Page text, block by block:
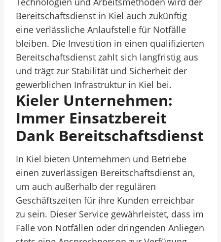
Bereitschaftsdienst in Kiel auch zukünftig
eine verlässliche Anlaufstelle für Notfälle
bleiben. Die Investition in einen qualifizierten
Bereitschaftsdienst zahlt sich langfristig aus
und trägt zur Stabilität und Sicherheit der
gewerblichen Infrastruktur in Kiel bei.
Kieler Unternehmen:
Immer Einsatzbereit
Dank Bereitschaftsdienst
In Kiel bieten Unternehmen und Betriebe
einen zuverlässigen Bereitschaftsdienst an,
um auch außerhalb der regulären
Geschäftszeiten für ihre Kunden erreichbar
zu sein. Dieser Service gewährleistet, dass im
Falle von Notfällen oder dringenden Anliegen